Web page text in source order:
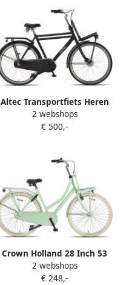
Altec Transportfiets Heren
Retro 28 Inch 53 cm Heren
3V Rollerbrake Matzwart
2 webshops
€ 500,-
Crown Holland 28 Inch 53
cm Dames Terugtraprem
Mintgroen
2 webshops
€ 248,-